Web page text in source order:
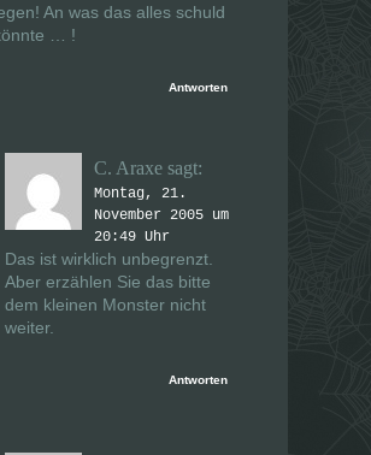
An was das alles schuld
… !
Antworten
C. Araxe sagt:
Montag, 21.
November 2005 um
20:49 Uhr
Das ist wirklich unbegrenzt.
Aber erzählen Sie das bitte
dem kleinen Monster nicht
weiter.
Antworten